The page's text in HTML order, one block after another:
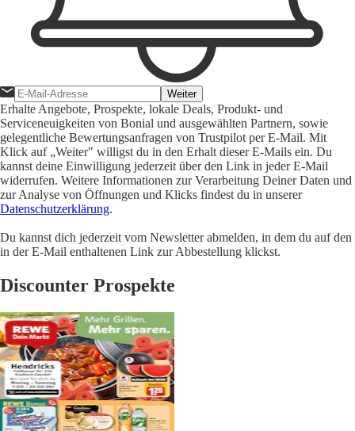
Weiter
Erhalte Angebote, Prospekte, lokale Deals, Produkt- und
Serviceneuigkeiten von Bonial und ausgewählten Partnern, sowie
gelegentliche Bewertungsanfragen von Trustpilot per E-Mail. Mit
Klick auf „Weiter" willigst du in den Erhalt dieser E-Mails ein. Du
kannst deine Einwilligung jederzeit über den Link in jeder E-Mail
widerrufen. Weitere Informationen zur Verarbeitung Deiner Daten und
zur Analyse von Öffnungen und Klicks findest du in unserer
Datenschutzerklärung.
Du kannst dich jederzeit vom Newsletter abmelden, in dem du auf den
in der E-Mail enthaltenen Link zur Abbestellung klickst.
Discounter Prospekte